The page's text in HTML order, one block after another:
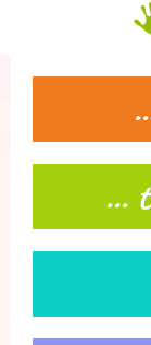
...